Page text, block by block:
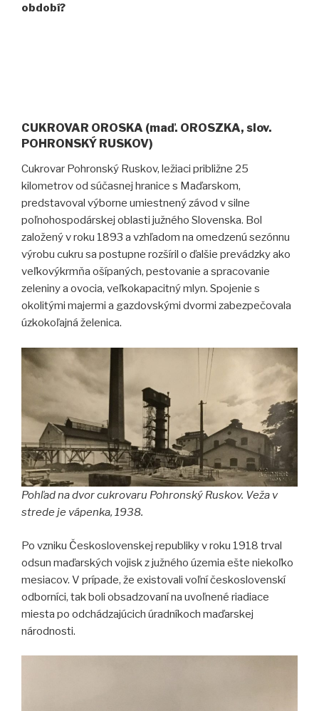
období?
CUKROVAR OROSKA (maď. OROSZKA, slov.
POHRONSKÝ RUSKOV)
Cukrovar Pohronský Ruskov, ležiaci približne 25
kilometrov od súčasnej hranice s Maďarskom,
predstavoval výborne umiestnený závod v silne
poľnohospodárskej oblasti južného Slovenska. Bol
založený v roku 1893 a vzhľadom na omedzenú sezónnu
výrobu cukru sa postupne rozšíril o ďalšie prevádzky ako
veľkovýkrmňa ošípaných, pestovanie a spracovanie
zeleniny a ovocia, veľkokapacitný mlyn. Spojenie s
okolitými majermi a gazdovskými dvormi zabezpečovala
úzkokoľajná želenica.
Pohľad na dvor cukrovaru Pohronský Ruskov. Veža v
strede je vápenka, 1938.
Po vzniku Československej republiky v roku 1918 trval
odsun maďarských vojisk z južného územia ešte niekoľko
mesiacov. V prípade, že existovali voľní československí
odborníci, tak boli obsadzovaní na uvoľnené riadiace
miesta po odchádzajúcich úradníkoch maďarskej
národnosti.